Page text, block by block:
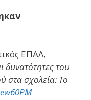
ΕΠΑΛ,
δυνατότητες του
στα σχολεία: Το